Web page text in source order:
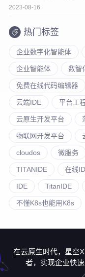
2023-08-16
热门标签
企业数字化智能体
企业智能体 数智
免费在线代码编辑器
云端IDE 平台工
云原生开发平台
物联网开发平台
cloudos 微服务
TITANIDE 在线
IDE TitanIDE
不懂K8s也能用K8s
在云原生时代，星空
者，实现企业快